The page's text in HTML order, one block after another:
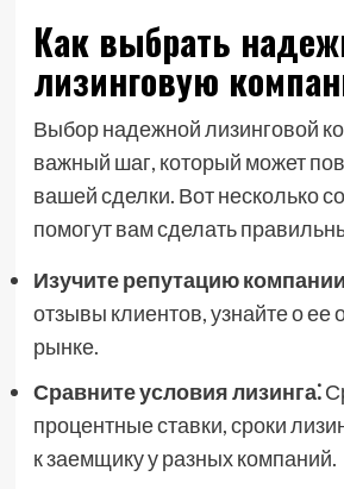
Как выбрать
лизинговую
Выбор надежной лизинговой
важный шаг, который может
вашей сделки. Вот несколько
помогут вам сделать
Изучите репутацию
отзывы клиентов, узнайте о ее
рынке.
Сравните условия лизинга⁚
процентные ставки, сроки
к заемщику у разных компаний.